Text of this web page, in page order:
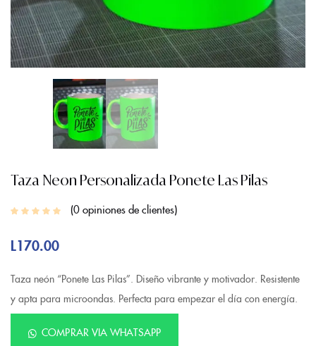
Taza Neon Personalizada Ponete Las Pilas
0opiniones de clientes
L170.00
Taza neón “Ponete Las Pilas”. Diseño vibrante y motivador. Resistente
y apta para microondas. Perfecta para empezar el día con energía.
COMPRAR VIA WHATSAPP